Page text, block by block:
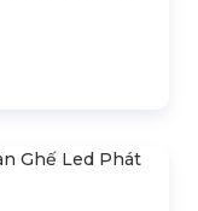
Ghế Led Phát